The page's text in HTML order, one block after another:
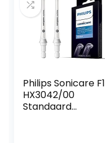
Philips Sonicare F1
HX3042/00
Standaard